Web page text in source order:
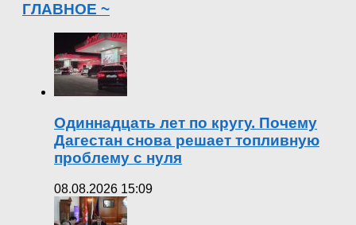
ГЛАВНОЕ ~
Одиннадцать лет по кругу. Почему
Дагестан снова решает топливную
проблему с нуля
08.08.2026 15:09